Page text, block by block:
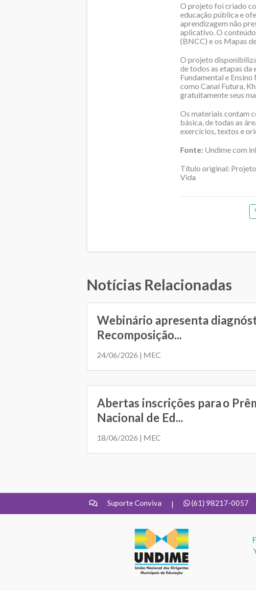
O projeto foi criado
educação pública e
aprendizagem não
aplicativo. O
(BNCC) e os Mapas
O projeto
de todos as etapas da
Fundamental e
como Canal Futura,
gratuitamente seus
Os materiais contam
básica, de todas as
exercícios, textos e
Fonte: Undime com
Título original:
Vida
Notícias Relacionadas
Webinário apresenta
Recomposição...
24/06/2026 | MEC
Abertas inscrições para o
Nacional de Ed...
18/06/2026 | MEC
Suporte Conviva | (61) 98217-0057
UNDIME